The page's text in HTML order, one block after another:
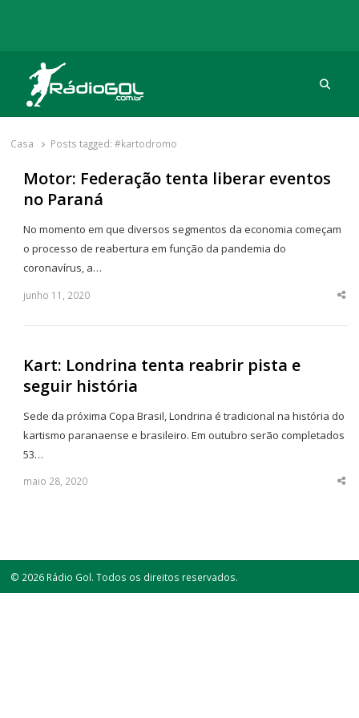
Rádio Gol
Há mais de 20 anos com as melhores coberturas
Casa Posts tagged:#kartodromo
Motor: Federação tenta liberar eventos
no Paraná
No momento em que diversos segmentos da economia começam
o processo de reabertura em função da pandemia do
coronavírus, a…
junho 11, 2020
Kart: Londrina tenta reabrir pista e
seguir história
Sede da próxima Copa Brasil, Londrina é tradicional na história do
kartismo paranaense e brasileiro. Em outubro serão completados
53…
maio 28, 2020
© 2026 Rádio Gol. Todos os direitos reservados.